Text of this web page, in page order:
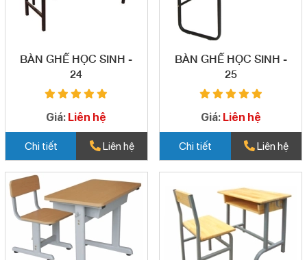
BÀN GHẾ HỌC SINH -
24
Giá: Liên hệ
Chi tiết Liên hệ
BÀN GHẾ HỌC SINH -
25
Giá: Liên hệ
Chi tiết Liên hệ